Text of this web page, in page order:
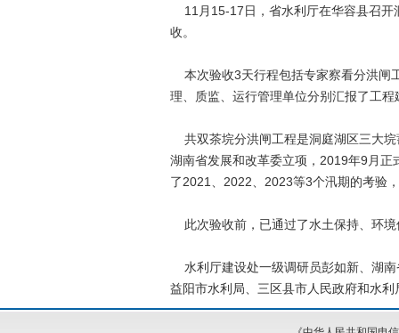
11月15-17日，省水利厅在华容县召开
收。
本次验收3天行程包括专家察看分洪闸
理、质监、运行管理单位分别汇报了工
共双茶垸分洪闸工程是洞庭湖区三大垸
湖南省发展和改革委立项，2019年9月
了2021、2022、2023等3个汛期的考验
此次验收前，已通过了水土保持、环境
水利厅建设处一级调研员彭如新、湖南
益阳市水利局、三区县市人民政府和水利